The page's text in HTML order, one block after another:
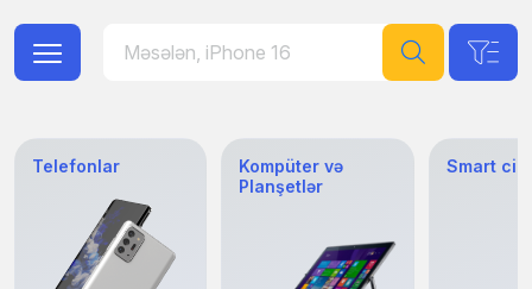
Telefonlar
Kompüter və
Planşetlər
Smart